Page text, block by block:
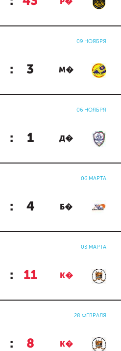
Р�
09 НОЯБРЯ
: 3 М�
06 НОЯБРЯ
: 1 Д�
06 МАРТА
: 4 Б�
03 МАРТА
: 11 К�
28 ФЕВРАЛЯ
: 8 К�